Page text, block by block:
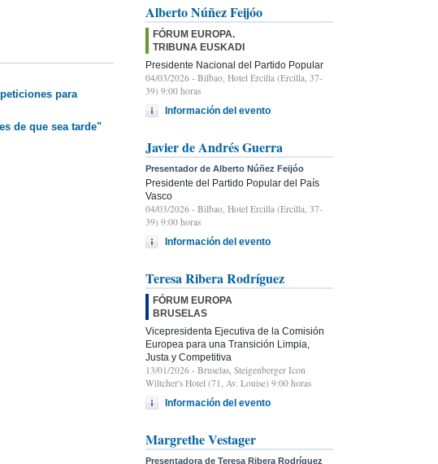
para
de que sea tarde"
Alberto Núñez Feijóo
FÓRUM EUROPA.
TRIBUNA EUSKADI
Presidente Nacional del Partido Popular
04/03/2026 - Bilbao, Hotel Ercilla (Ercilla, 37-
39) 9:00 horas
Información del evento
Javier de Andrés Guerra
Presentador de Alberto Núñez Feijóo
Presidente del Partido Popular del País
Vasco
04/03/2026 - Bilbao, Hotel Ercilla (Ercilla, 37-
39) 9:00 horas
Información del evento
Teresa Ribera Rodríguez
FÓRUM EUROPA
BRUSELAS
Vicepresidenta Ejecutiva de la Comisión
Europea para una Transición Limpia,
Justa y Competitiva
13/01/2026 - Bruselas, Steigenberger Icon
Wiltcher's Hotel (71, Av. Louise) 9:00 horas
Información del evento
Margrethe Vestager
Presentadora de Teresa Ribera Rodríguez